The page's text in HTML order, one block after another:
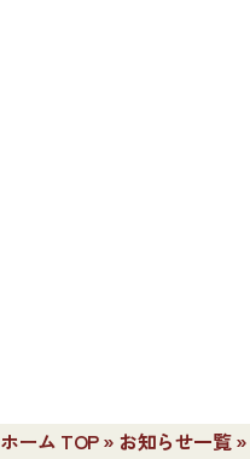
ホーム TOP» お知らせ一覧»